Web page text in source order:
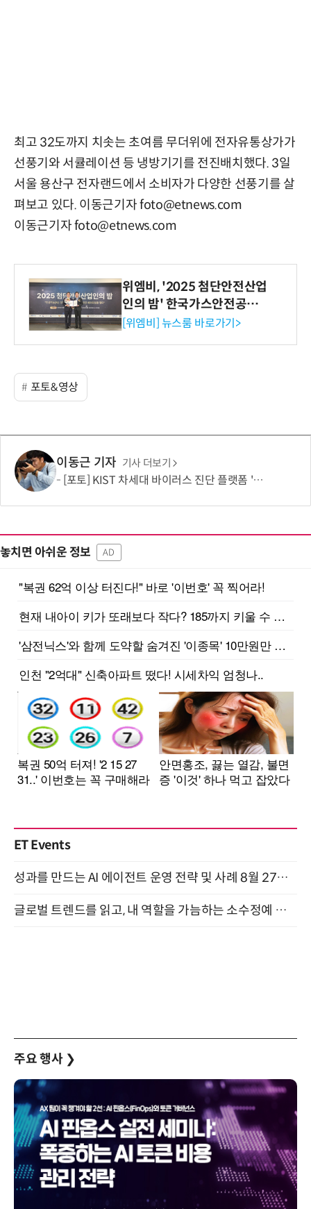
최고 32도까지 치솟는 초여름 무더위에 전자유통상가가
선풍기와 서큘레이션 등 냉방기기를 전진배치했다. 3일
서울 용산구 전자랜드에서 소비자가 다양한 선풍기를 살
펴보고 있다. 이동근기자 foto@etnews.com
이동근기자 foto@etnews.com
위엠비, '2025 첨단안전산업
인의 밤' 한국가스안전공사
사장상 수상
[위엠비] 뉴스룸 바로가기>
포토&영상
이동근 기자 기사 더보기
[포토] KIST 차세대 바이러스 진단 플랫폼 '퓨전 어세이' 개발
놓치면 아쉬운 정보 AD
ET Events
성과를 만드는 AI 에이전트 운영 전략 및 사례 8월 27일 개최
글로벌 트렌드를 읽고, 내 역할을 가늠하는 소수정예 실습 워크숍 (8/28)
주요 행사 ❯